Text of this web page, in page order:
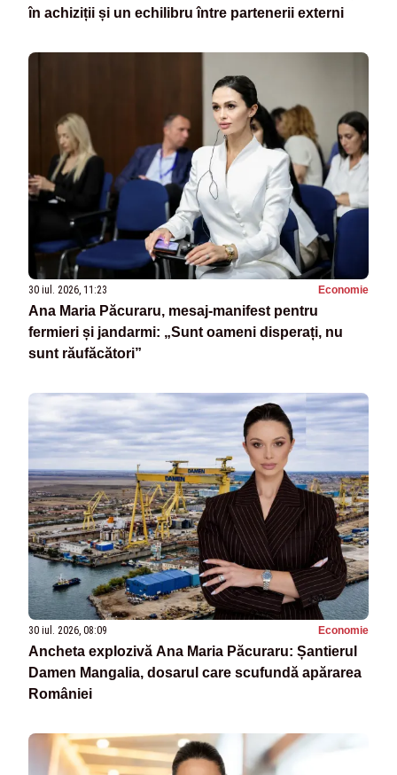
în achiziții și un echilibru între partenerii externi
30 iul. 2026, 11:23 Economie
Ana Maria Păcuraru, mesaj-manifest pentru
fermieri și jandarmi: „Sunt oameni disperați, nu
sunt răufăcători”
30 iul. 2026, 08:09 Economie
Ancheta explozivă Ana Maria Păcuraru: Șantierul
Damen Mangalia, dosarul care scufundă apărarea
României